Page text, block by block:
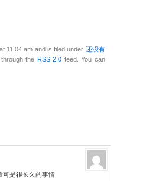
11:04 am and is filed under 还没有
the RSS 2.0 feed. You can
可是很长久的事情